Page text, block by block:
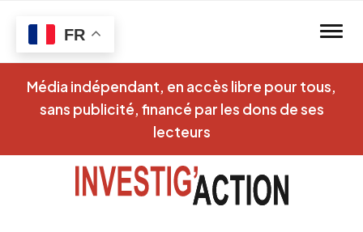
Média indépendant, en accès libre pour tous,
sans publicité, financé par les dons de ses
lecteurs
FR